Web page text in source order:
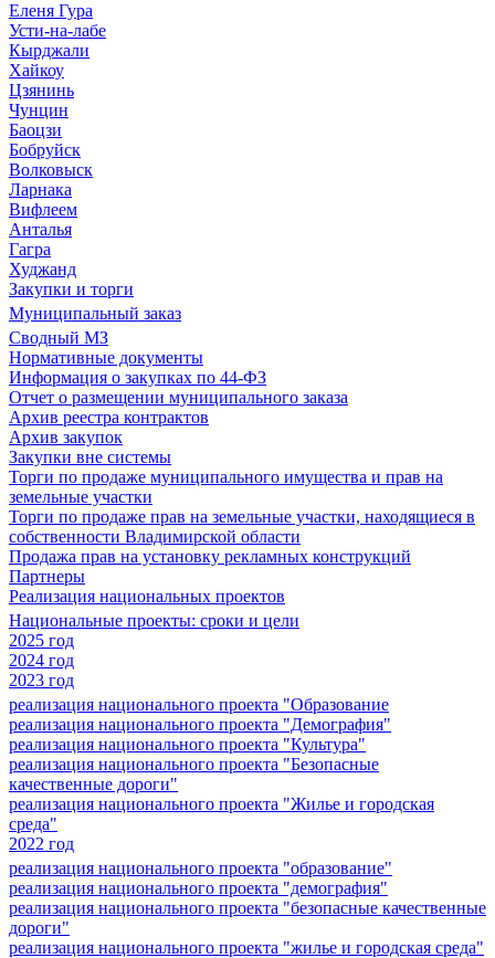
Еленя Гура
Усти-на-лабе
Кырджали
Хайкоу
Цзянинь
Чунцин
Баоцзи
Бобруйск
Волковыск
Ларнака
Вифлеем
Анталья
Гагра
Худжанд
Закупки и торги
Муниципальный заказ
Сводный МЗ
Нормативные документы
Информация о закупках по 44-ФЗ
Отчет о размещении муниципального заказа
Архив реестра контрактов
Архив закупок
Закупки вне системы
Торги по продаже муниципального имущества и прав на
земельные участки
Торги по продаже прав на земельные участки, находящиеся в
собственности Владимирской области
Продажа прав на установку рекламных конструкций
Партнеры
Реализация национальных проектов
Национальные проекты: сроки и цели
2025 год
2024 год
2023 год
реализация национального проекта "Образование
реализация национального проекта "Демография"
реализация национального проекта "Культура"
реализация национального проекта "Безопасные
качественные дороги"
реализация национального проекта "Жилье и городская
среда"
2022 год
реализация национального проекта "образование"
реализация национального проекта "демография"
реализация национального проекта "безопасные качественные
дороги"
реализация национального проекта "жилье и городская среда"